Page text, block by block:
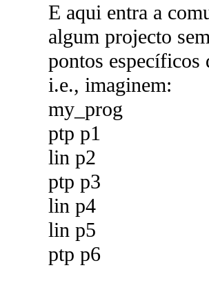
E aqui entra a
algum projecto
pontos específicos
i.e., imaginem:
my_prog
ptp p1
lin p2
ptp p3
lin p4
lin p5
ptp p6